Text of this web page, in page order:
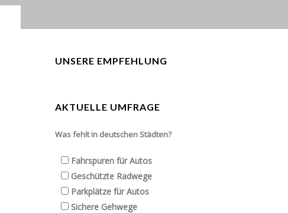
UNSERE EMPFEHLUNG
AKTUELLE UMFRAGE
Was fehlt in deutschen Städten?
Fahrspuren für Autos
Geschützte Radwege
Parkplätze für Autos
Sichere Gehwege